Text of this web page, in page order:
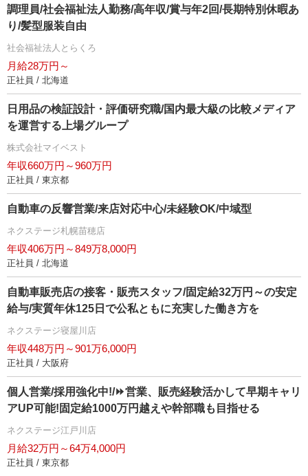
調理員/社会福祉法人勤務/高年収/賞与年2回/長期特別休暇あ
り/髪型服装自由
社会福祉法人とらくろ
月給28万円～
正社員 / 北海道
日用品の検証設計・評価研究職/国内最大級の比較メディア
を運営する上場グループ
株式会社マイベスト
年収660万円～960万円
正社員 / 東京都
自動車の反響営業/来店対応中心/未経験OK/中域型
ネクステージ札幌苗穂店
年収406万円～849万8,000円
正社員 / 北海道
自動車販売店の接客・販売スタッフ/固定給32万円～の安定
給与/実質年休125日で公私ともに充実した働き方を
ネクステージ寝屋川店
年収448万円～901万6,000円
正社員 / 大阪府
個人営業/採用強化中!/⏩️営業、販売経験活かして早期キャリ
アUP可能!固定給1000万円越えや幹部職も目指せる
ネクステージ江戸川店
月給32万円～64万4,000円
正社員 / 東京都